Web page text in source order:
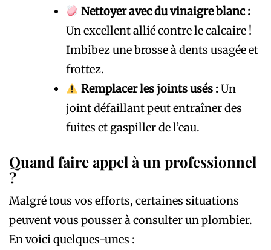
Nettoyer avec du vinaigre blanc :
Un excellent allié contre le calcaire !
Imbibez une brosse à dents usagée et
frottez.
Remplacer les joints usés :Un
joint défaillant peut entraîner des
fuites et gaspiller de l’eau.
Quand faire appel à un professionnel
?
Malgré tous vos efforts, certaines situations
peuvent vous pousser à consulter un plombier.
En voici quelques-unes :